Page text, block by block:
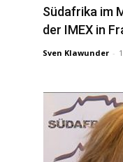
Südafrika im
der IMEX in
Sven Klawunder -